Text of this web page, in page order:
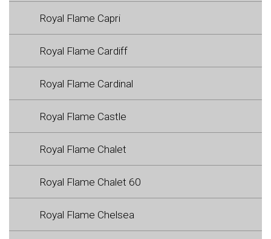
Royal Flame Capri
Royal Flame Cardiff
Royal Flame Cardinal
Royal Flame Castle
Royal Flame Chalet
Royal Flame Chalet 60
Royal Flame Chelsea